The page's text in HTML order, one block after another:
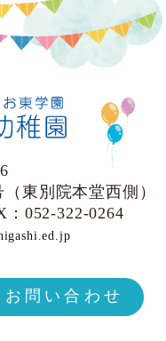
東別院本堂西側）
：052-322-0264
お問い合わせ